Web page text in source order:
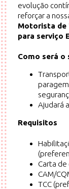
evolução
reforçar a
Motorista de
para serviço
Como será o
Ajudará
Requisitos
Carta
CAM/
TCC